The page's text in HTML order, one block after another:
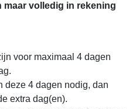
maar volledig in rekening
voor maximaal 4 dagen
deze 4 dagen nodig, dan
extra dag(en).